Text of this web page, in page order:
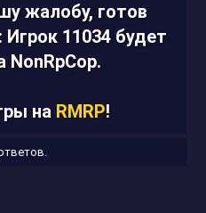
жалобу, готов
11034 будет
NonRpCop.
на RMRP!